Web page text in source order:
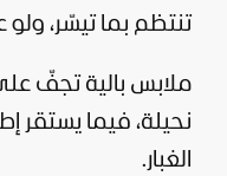
تنتظم بما تيسّر،
ملابس بالية تجفّ
نحيلة، فيما يستقر
الغبار.